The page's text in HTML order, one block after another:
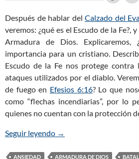
Después de hablar del Calzado del
veremos: ¿qué es el Escudo de la Fe?,
Armadura de Dios.
importancia para un cristiano.
Escudo de la Fe nos protege
ataques utilizados por el diablo.
de fuego en Efesios 6:16? Lo que
como “flechas incendiarias”, por lo
quienes no cuentan con la protección
Seguir leyendo El Escudo de la Fe de
→
ANSIEDAD ARMADURA DE DIOS